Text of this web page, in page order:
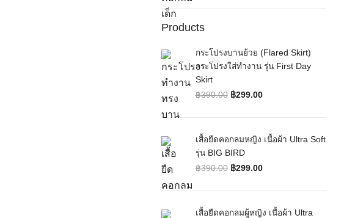
Products
กระโปรงบานย้วย (Flared Skirt)
กระโปรงใส่ทำงาน รุ่น First Day
Skirt
฿390.00 ฿299.00
เสื้อยืดคอกลมหญิง เนื้อผ้า Ultra Soft
รุ่น BIG BIRD
฿390.00
Original price was: ฿390.00.
฿299.00
Current price is: ฿299.00.
เสื้อยืดคอกลมผู้หญิง เนื้อผ้า Ultra